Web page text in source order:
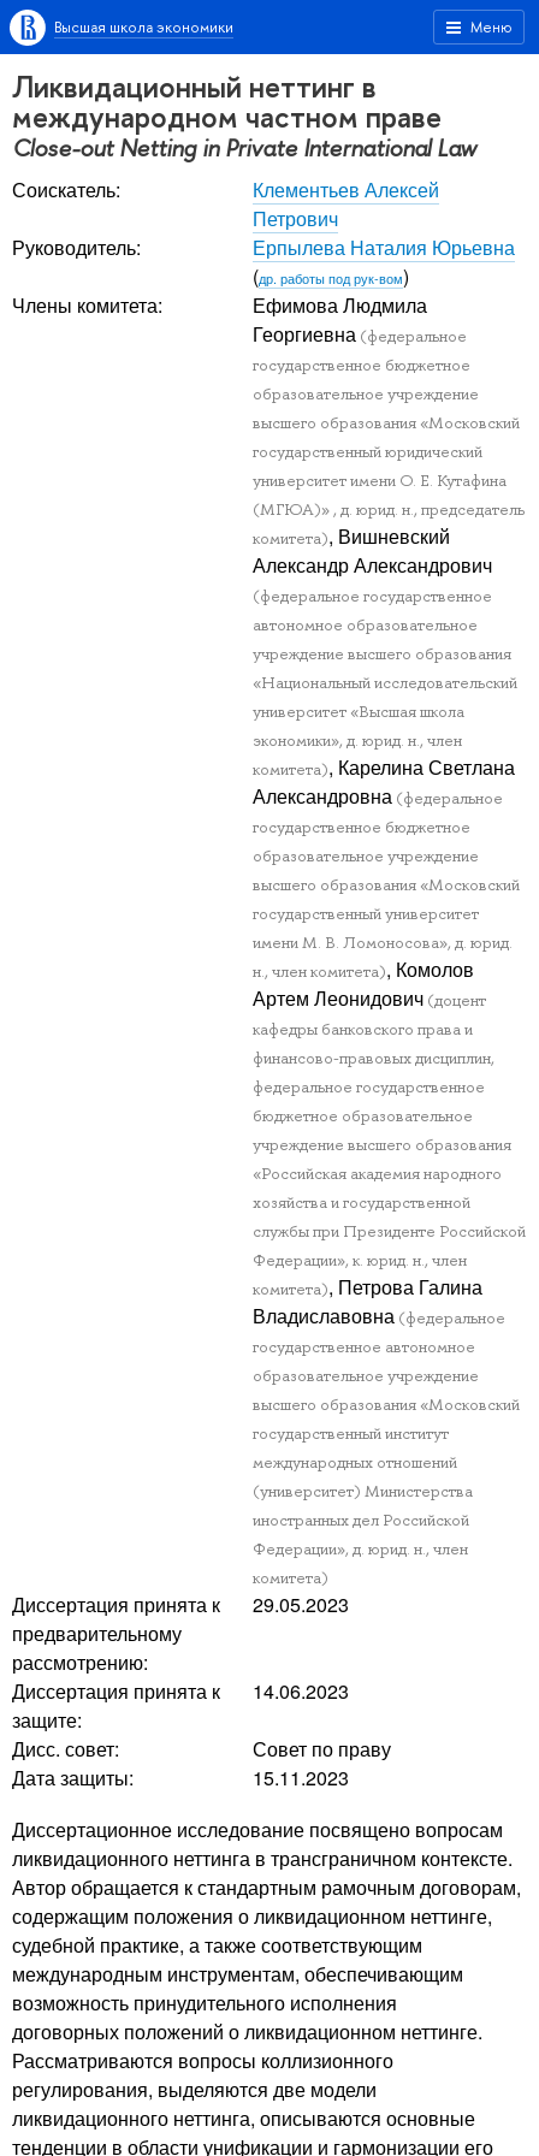
Меню
Высшая школа экономики
Ликвидационный неттинг в
международном частном праве
Close-out Netting in Private International Law
Соискатель:
Клементьев Алексей
Петрович
Руководитель:
Ерпылева Наталия Юрьевна
(др. работы под рук-вом)
Члены комитета:
Ефимова Людмила
Георгиевна (федеральное
государственное бюджетное
образовательное учреждение
высшего образования «Московский
государственный юридический
университет имени О. Е. Кутафина
(МГЮА)» , д. юрид. н., председатель
комитета), Вишневский
Александр Александрович
(федеральное государственное
автономное образовательное
учреждение высшего образования
«Национальный исследовательский
университет «Высшая школа
экономики», д. юрид. н., член
комитета), Карелина Светлана
Александровна (федеральное
государственное бюджетное
образовательное учреждение
высшего образования «Московский
государственный университет
имени М. В. Ломоносова», д. юрид.
н., член комитета), Комолов
Артем Леонидович (доцент
кафедры банковского права и
финансово-правовых дисциплин,
федеральное государственное
бюджетное образовательное
учреждение высшего образования
«Российская академия народного
хозяйства и государственной
службы при Президенте Российской
Федерации», к. юрид. н., член
комитета), Петрова Галина
Владиславовна (федеральное
государственное автономное
образовательное учреждение
высшего образования «Московский
государственный институт
международных отношений
(университет) Министерства
иностранных дел Российской
Федерации», д. юрид. н., член
комитета)
Диссертация принята к
предварительному
рассмотрению:
29.05.2023
Диссертация принята к
защите:
14.06.2023
Дисс. совет:
Совет по праву
Дата защиты:
15.11.2023
Диссертационное исследование посвящено вопросам
ликвидационного неттинга в трансграничном контексте.
Автор обращается к стандартным рамочным договорам,
содержащим положения о ликвидационном неттинге,
судебной практике, а также соответствующим
международным инструментам, обеспечивающим
возможность принудительного исполнения
договорных положений о ликвидационном неттинге.
Рассматриваются вопросы коллизионного
регулирования, выделяются две модели
ликвидационного неттинга, описываются основные
тенденции в области унификации и гармонизации его